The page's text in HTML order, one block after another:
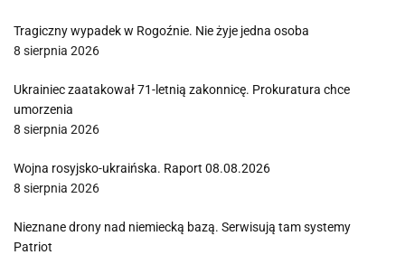
Tragiczny wypadek w Rogoźnie. Nie żyje jedna osoba
8 sierpnia 2026
Ukrainiec zaatakował 71-letnią zakonnicę. Prokuratura chce
umorzenia
8 sierpnia 2026
Wojna rosyjsko-ukraińska. Raport 08.08.2026
8 sierpnia 2026
Nieznane drony nad niemiecką bazą. Serwisują tam systemy
Patriot